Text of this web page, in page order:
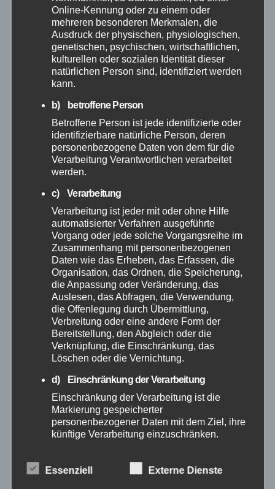
Oktober 2025
September 2025
August 2025
Juni 2025
April 2025
März 2025
Februar 2025
Januar 2025
Dezember 2024
November 2024
Oktober 2024
September 2024
August 2024
Online-Kennung oder zu einem oder
mehreren besonderen Merkmalen, die
Ausdruck der physischen, physiologischen,
genetischen, psychischen, wirtschaftlichen,
kulturellen oder sozialen Identität dieser
natürlichen Person sind, identifiziert werden
kann.
b) betroffene Person
Betroffene Person ist jede identifizierte oder
identifizierbare natürliche Person, deren
personenbezogene Daten von dem für die
Verarbeitung Verantwortlichen verarbeitet
werden.
c) Verarbeitung
Verarbeitung ist jeder mit oder ohne Hilfe
automatisierter Verfahren ausgeführte
Vorgang oder jede solche Vorgangsreihe im
Zusammenhang mit personenbezogenen
Daten wie das Erheben, das Erfassen, die
Organisation, das Ordnen, die Speicherung,
die Anpassung oder Veränderung, das
Auslesen, das Abfragen, die Verwendung,
die Offenlegung durch Übermittlung,
Verbreitung oder eine andere Form der
Bereitstellung, den Abgleich oder die
Verknüpfung, die Einschränkung, das
Löschen oder die Vernichtung.
d) Einschränkung der Verarbeitung
Einschränkung der Verarbeitung ist die
Markierung gespeicherter
personenbezogener Daten mit dem Ziel, ihre
künftige Verarbeitung einzuschränken.
Profiling ist jede Art der automatisierten
Essenziell Externe Dienste